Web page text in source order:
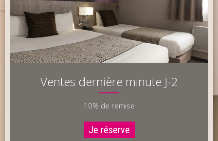
Ventes dernière minute J-2
10% de remise
Je réserve